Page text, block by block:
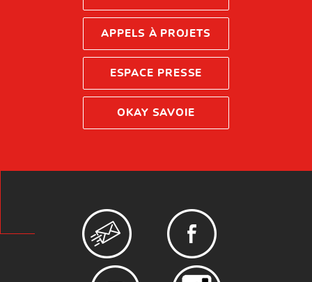
APPELS À PROJETS
ESPACE PRESSE
OKAY SAVOIE